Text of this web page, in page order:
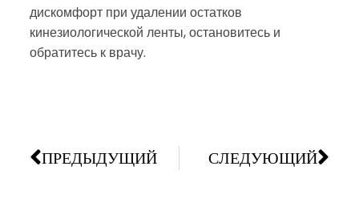
дискомфорт при удалении остатков
кинезиологической ленты, остановитесь и
обратитесь к врачу.
ПРЕДЫДУЩИЙ СЛЕДУЮЩИЙ